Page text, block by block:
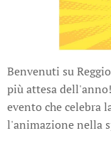
Benvenuti su
più attesa
evento che celebra
l'animazione nella